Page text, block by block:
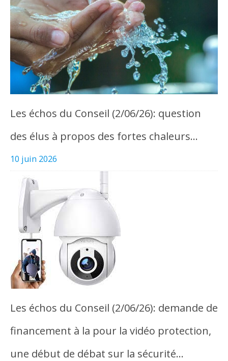
Les échos du Conseil (2/06/26): question
des élus à propos des fortes chaleurs…
10 juin 2026
Les échos du Conseil (2/06/26): demande de
financement à la pour la vidéo protection,
une début de débat sur la sécurité…